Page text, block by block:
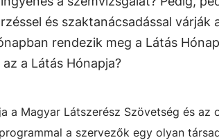
és szaktanácsadással
rendezik meg a Látás
a Látás Hónapja?
a Magyar Látszerész Szövetség és
a szervezők egy olyan